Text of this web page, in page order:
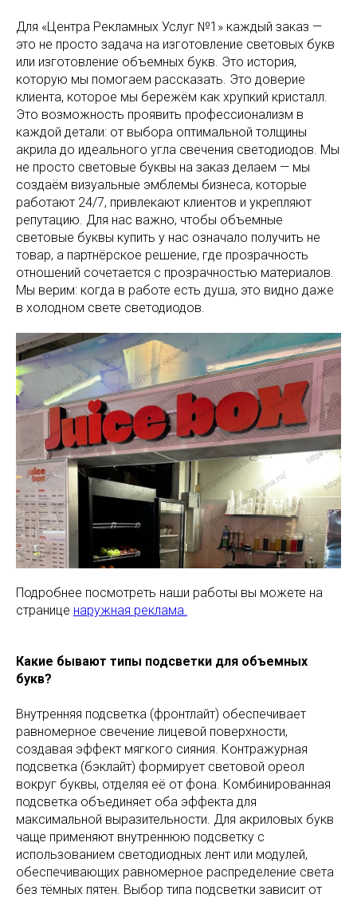
Для «Центра Рекламных Услуг №1» каждый заказ —
это не просто задача на изготовление световых букв
или изготовление объемных букв. Это история,
которую мы помогаем рассказать. Это доверие
клиента, которое мы бережём как хрупкий кристалл.
Это возможность проявить профессионализм в
каждой детали: от выбора оптимальной толщины
акрила до идеального угла свечения светодиодов. Мы
не просто световые буквы на заказ делаем — мы
создаём визуальные эмблемы бизнеса, которые
работают 24/7, привлекают клиентов и укрепляют
репутацию. Для нас важно, чтобы объемные
световые буквы купить у нас означало получить не
товар, а партнёрское решение, где прозрачность
отношений сочетается с прозрачностью материалов.
Мы верим: когда в работе есть душа, это видно даже
в холодном свете светодиодов.
Подробнее посмотреть наши работы вы можете на
странице наружная реклама.
Какие бывают типы подсветки для объемных
букв?
Внутренняя подсветка (фронтлайт) обеспечивает
равномерное свечение лицевой поверхности,
создавая эффект мягкого сияния. Контражурная
подсветка (бэклайт) формирует световой ореол
вокруг буквы, отделяя её от фона. Комбинированная
подсветка объединяет оба эффекта для
максимальной выразительности. Для акриловых букв
чаще применяют внутреннюю подсветку с
использованием светодиодных лент или модулей,
обеспечивающих равномерное распределение света
без тёмных пятен. Выбор типа подсветки зависит от